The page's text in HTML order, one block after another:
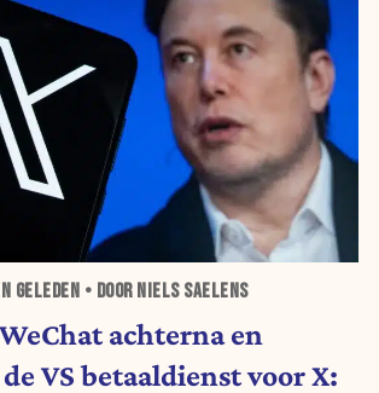
GELEDEN • DOOR NIELS SAELENS
achterna en
VS betaaldienst voor X: